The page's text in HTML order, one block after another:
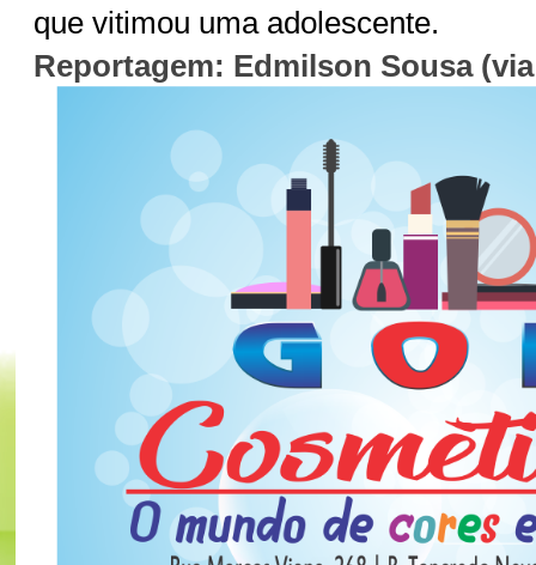
que vitimou uma adolescente.
Reportagem: Edmilson Sousa